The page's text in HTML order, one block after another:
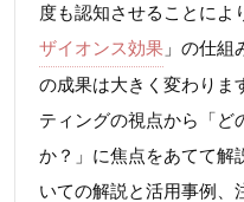
度も認知させることによ
ザイオンス効果 」の仕組
の成果は大きく変わりま
ティングの視点から「ど
か？」に焦点をあてて解
いての解説と活用事例、